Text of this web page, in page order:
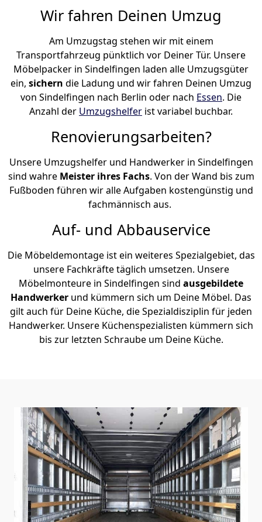
Wir fahren Deinen Umzug
Am Umzugstag stehen wir mit einem
Transportfahrzeug pünktlich vor Deiner Tür. Unsere
Möbelpacker in Sindelfingen laden alle Umzugsgüter
ein, sichern die Ladung und wir fahren Deinen Umzug
von Sindelfingen nach Berlin oder nach Essen. Die
Anzahl der Umzugshelfer ist variabel buchbar.
Renovierungsarbeiten?
Unsere Umzugshelfer und Handwerker in Sindelfingen
sind wahre Meister ihres Fachs. Von der Wand bis zum
Fußboden führen wir alle Aufgaben kostengünstig und
fachmännisch aus.
Auf- und Abbauservice
Die Möbeldemontage ist ein weiteres Spezialgebiet, das
unsere Fachkräfte täglich umsetzen. Unsere
Möbelmonteure in Sindelfingen sind ausgebildete
Handwerker und kümmern sich um Deine Möbel. Das
gilt auch für Deine Küche, die Spezialdisziplin für jeden
Handwerker. Unsere Küchenspezialisten kümmern sich
bis zur letzten Schraube um Deine Küche.